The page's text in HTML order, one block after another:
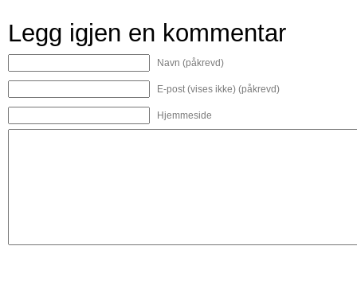
Legg igjen en kommentar
Navn (påkrevd)
E-post (vises ikke) (påkrevd)
Hjemmeside